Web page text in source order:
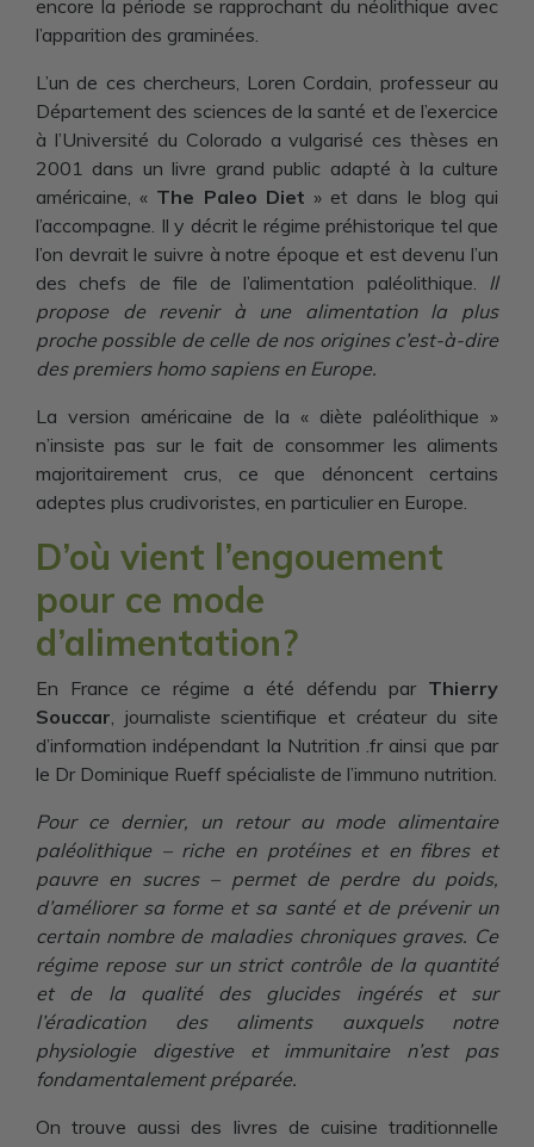
encore la période se rapprochant du néolithique avec
l’apparition des graminées.
L’un de ces chercheurs, Loren Cordain, professeur au
Département des sciences de la santé et de l’exercice
à l’Université du Colorado a vulgarisé ces thèses en
2001 dans un livre grand public adapté à la culture
américaine, « The Paleo Diet » et dans le blog qui
l’accompagne. Il y décrit le régime préhistorique tel que
l’on devrait le suivre à notre époque et est devenu l’un
des chefs de file de l’alimentation paléolithique. Il
propose de revenir à une alimentation la plus
proche possible de celle de nos origines c’est-à-dire
des premiers homo sapiens en Europe.
La version américaine de la « diète paléolithique »
n’insiste pas sur le fait de consommer les aliments
majoritairement crus, ce que dénoncent certains
adeptes plus crudivoristes, en particulier en Europe.
D’où vient l’engouement
pour ce mode
d’alimentation?
En France ce régime a été défendu par Thierry
Souccar, journaliste scientifique et créateur du site
d’information indépendant la Nutrition .fr ainsi que par
le Dr Dominique Rueff spécialiste de l’immuno nutrition.
Pour ce dernier, un retour au mode alimentaire
paléolithique – riche en protéines et en fibres et
pauvre en sucres – permet de perdre du poids,
d’améliorer sa forme et sa santé et de prévenir un
certain nombre de maladies chroniques graves. Ce
régime repose sur un strict contrôle de la quantité
et de la qualité des glucides ingérés et sur
l’éradication des aliments auxquels notre
physiologie digestive et immunitaire n’est pas
fondamentalement préparée.
On trouve aussi des livres de cuisine traditionnelle